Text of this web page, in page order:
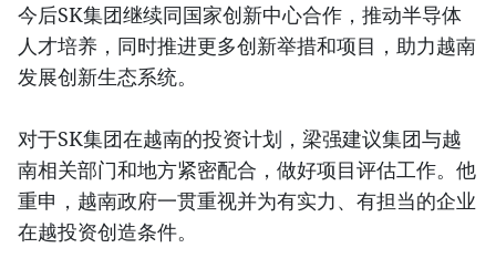
今后SK集团继续同国家创新中心合作，推动半导体
人才培养，同时推进更多创新举措和项目，助力越南
发展创新生态系统。
对于SK集团在越南的投资计划，梁强建议集团与越
南相关部门和地方紧密配合，做好项目评估工作。他
重申，越南政府一贯重视并为有实力、有担当的企业
在越投资创造条件。